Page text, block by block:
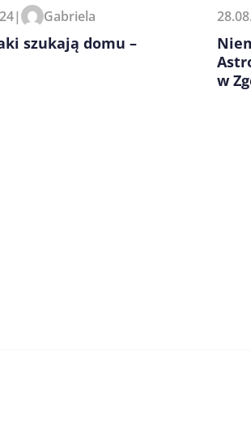
| Gabriela
szukają domu –
w